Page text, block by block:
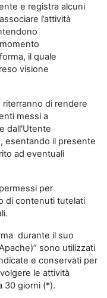
e registra alcuni
l’attività
il quale
visione
di rendere
messi a
dall'Utente
esentando il presente
ad eventuali
per
di contenuti tutelati
durante il suo
sono utilizzati
e conservati per
le attività
30 giorni (*).